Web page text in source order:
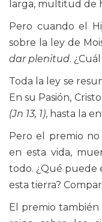
larga, multitud de
Pero cuando el
sobre la ley de
dar plenitud.
Toda la ley se
En su Pasión,
(Jn 13, 1), hasta la
Pero el premio
en esta vida,
todo. ¿Qué puede
esta tierra?
El premio